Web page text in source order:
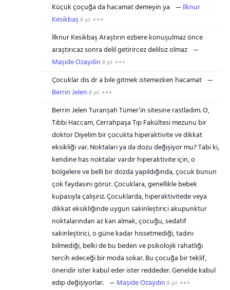
Küçük çoçuğa da hacamat demeyin ya
İlknur
Kesikbaş8 yıl
İlknur Kesikbaş Araştırın ezbere konuşulmaz önce
araştırıcaz sonra delil getirircez delilsiz olmaz
Maşide Ozaydin 8 yıl
Çocuklar dıs dr a bıle gıtmek istemezken hacamat
Berrin Jelen 8 yıl
Berrin Jelen Turanşah Tümer‘in sitesine rastladım. O,
Tıbbi Haccam, Cerrahpaşa Tıp Fakültesi mezunu bir
doktor Diyelim bir çocukta hiperaktivite ve dikkat
eksikliği var. Noktaları ya da dozu değişiyor mu? Tabi ki,
kendine has noktalar vardır hiperaktivite için, o
bölgelere ve belli bir dozda yapıldığında, çocuk bunun
çok faydasını görür. Çocuklara, genellikle bebek
kupasıyla çalışırız. Çocuklarda, hiperaktivitede veya
dikkat eksikliğinde uygun sakinleştirici akupunktur
noktalarından az kan almak, çocuğu, sedatif
sakinleştirici, o güne kadar hissetmediği, tadını
bilmediği, belki de bu beden ve psikolojik rahatlığı
tercih edeceği bir moda sokar. Bu çocuğa bir teklif,
öneridir ister kabul eder ister reddeder. Genelde kabul
edip değişiyorlar.
Maşide Ozaydin 8 yıl